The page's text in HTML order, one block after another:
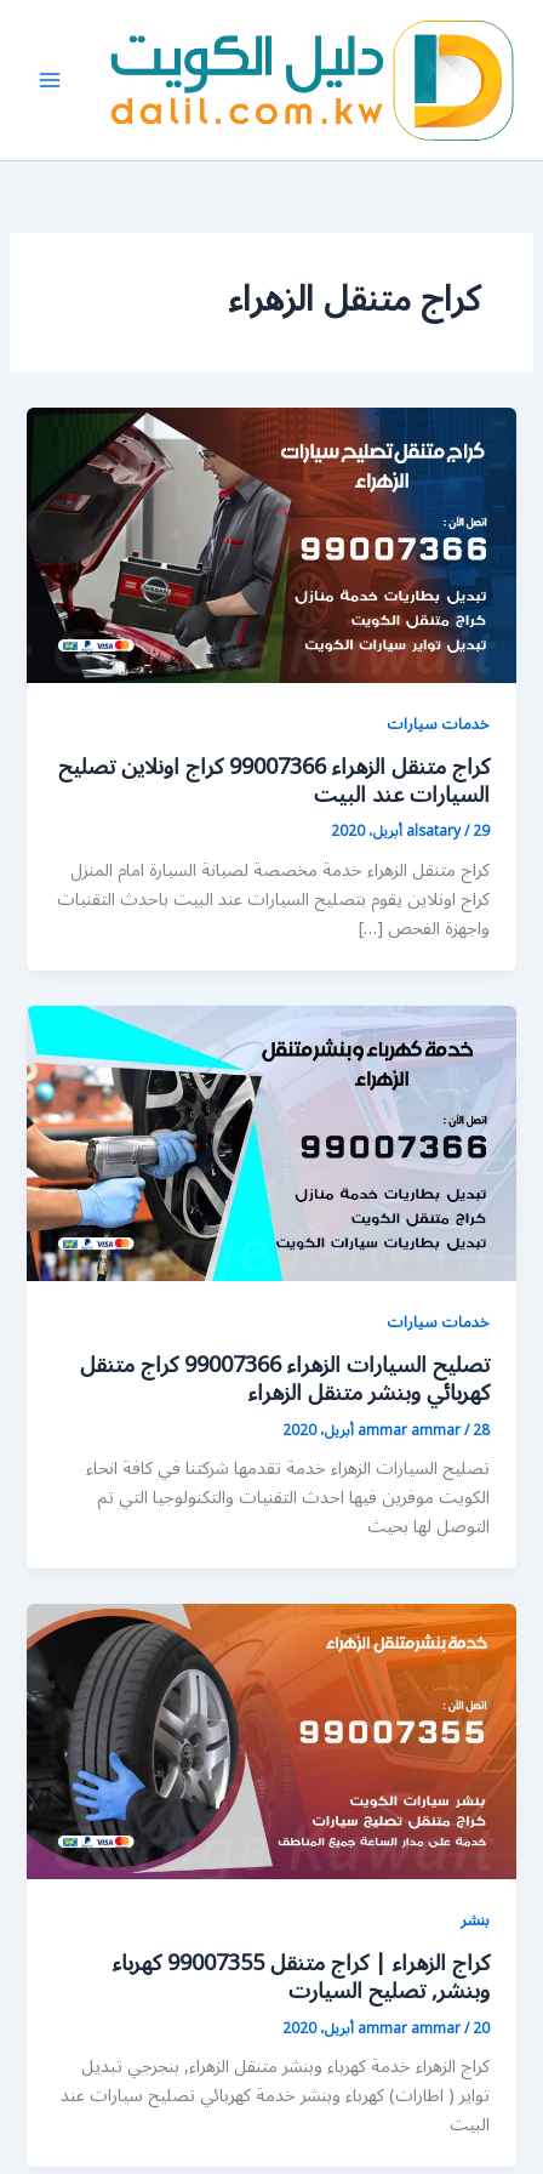
المحتوى
كراج متنقل الزهراء
خدمات سيارات
كراج متنقل الزهراء 99007366 كراج اونلاين تصليح
السيارات عند البيت
alsatary/29 أبريل، 2020
كراج متنقل الزهراء خدمة مخصصة لصيانة السيارة امام المنزل
كراج اونلاين يقوم بتصليح السيارات عند البيت باحدث التقنيات
واجهزة الفحص […]
خدمات سيارات
تصليح السيارات الزهراء 99007366 كراج متنقل
كهربائي وبنشر متنقل الزهراء
ammar ammar/28 أبريل، 2020
تصليح السيارات الزهراء خدمة تقدمها شركتنا في كافة انحاء
الكويت موفرين فيها احدث التقنيات والتكنولوجيا التي تم
التوصل لها بحيث
بنشر
كراج الزهراء | كراج متنقل 99007355 كهرباء
وبنشر, تصليح السيارت
ammar ammar/20 أبريل، 2020
كراج الزهراء خدمة كهرباء وبنشر متنقل الزهراء, بنجرجي تبديل
تواير ( اطارات) كهرباء وبنشر خدمة كهربائي تصليح سيارات عند
البيت